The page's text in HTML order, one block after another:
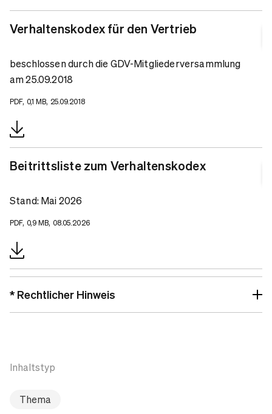
Verhaltenskodex für den Vertrieb
beschlossen durch die GDV-Mitgliederversammlung
am 25.09.2018
PDF, 0,1 MB, 25.09.2018
Beitrittsliste zum Verhaltenskodex
Stand: Mai 2026
PDF, 0,9 MB, 08.05.2026
* Rechtlicher Hinweis
Inhaltstyp
Thema